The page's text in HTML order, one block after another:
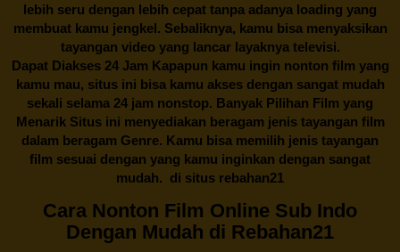
lebih seru dengan lebih cepat tanpa adanya loading yang
membuat kamu jengkel. Sebaliknya, kamu bisa menyaksikan
tayangan video yang lancar layaknya televisi.
Dapat Diakses 24 Jam Kapapun kamu ingin nonton film yang
kamu mau, situs ini bisa kamu akses dengan sangat mudah
sekali selama 24 jam nonstop. Banyak Pilihan Film yang
Menarik Situs ini menyediakan beragam jenis tayangan film
dalam beragam Genre. Kamu bisa memilih jenis tayangan
film sesuai dengan yang kamu inginkan dengan sangat
mudah. di situs rebahan21
Cara Nonton Film Online Sub Indo
Dengan Mudah di Rebahan21